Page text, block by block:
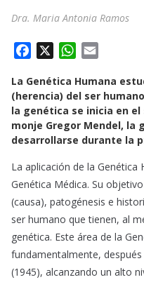
Dra. Maria Antonia Ramos
c
e
b
o
k
W
a
t
s
A
p
a
i
l
La Genética Humana
(herencia) del ser
la genética se inicia en
monje Gregor Mendel, la
desarrollarse durante la
La aplicación de la Genética
Genética Médica. Su
(causa), patogénesis e
ser humano que tienen, al
genética. Este área de la
fundamentalmente,
(1945), alcanzando un alto